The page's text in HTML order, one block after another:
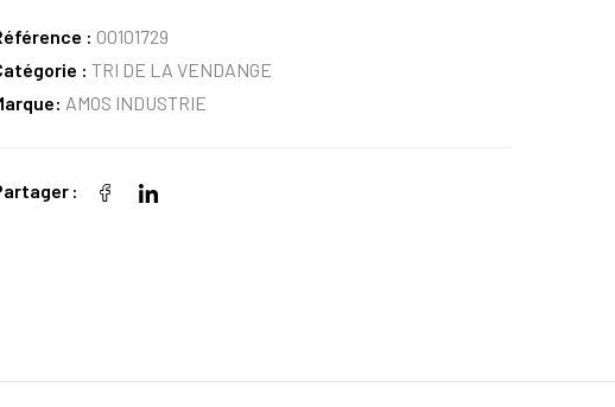
: 00101729
: TRI DE LA VENDANGE
AMOS INDUSTRIE